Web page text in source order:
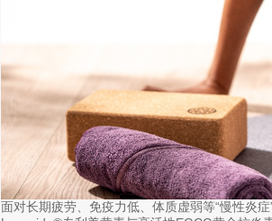
面对长期疲劳、免疫力低、体质虚弱等“慢性炎